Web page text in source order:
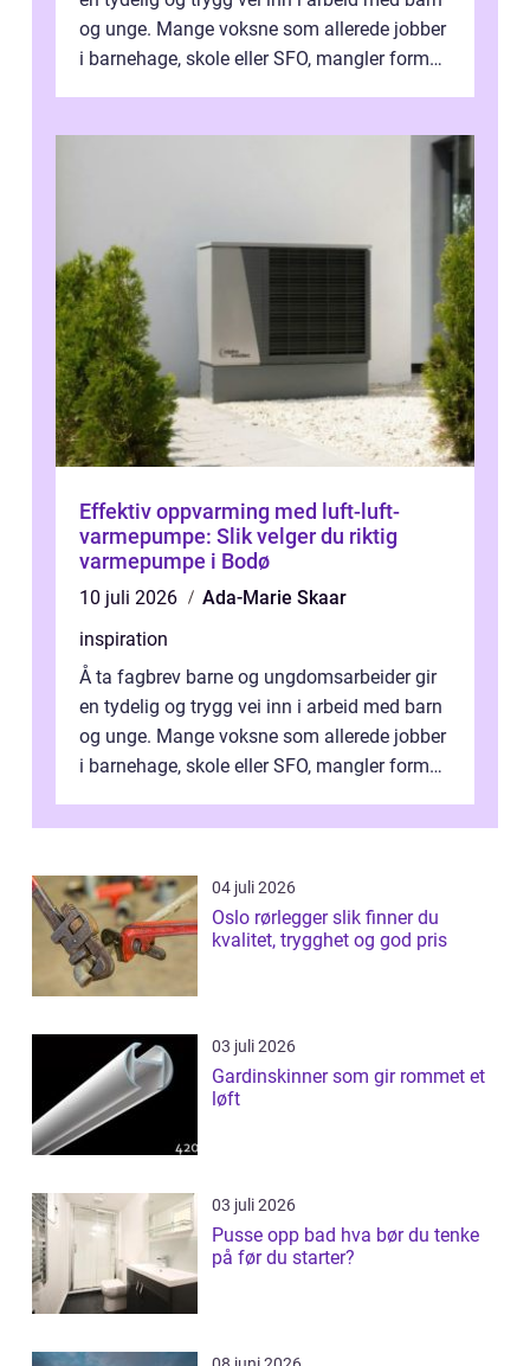
og unge. Mange voksne som allerede jobber
i barnehage, skole eller SFO, mangler formell
Effektiv oppvarming med luft-luft-
varmepumpe: Slik velger du riktig
varmepumpe i Bodø
10 juli 2026
Ada-Marie Skaar
inspiration
Å ta fagbrev barne og ungdomsarbeider gir
en tydelig og trygg vei inn i arbeid med barn
og unge. Mange voksne som allerede jobber
i barnehage, skole eller SFO, mangler formell
04 juli 2026
Oslo rørlegger slik finner du
kvalitet, trygghet og god pris
03 juli 2026
Gardinskinner som gir rommet et
løft
03 juli 2026
Pusse opp bad hva bør du tenke
på før du starter?